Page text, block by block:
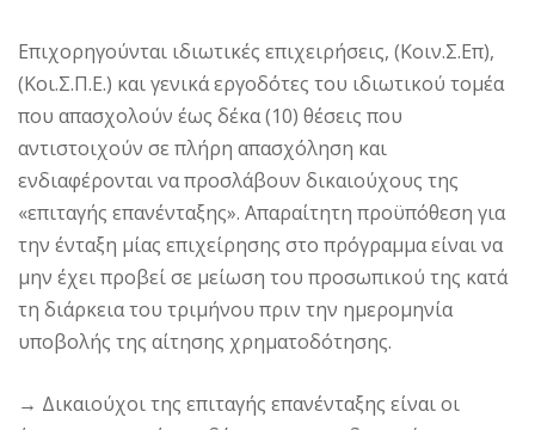
Επιχορηγούνται ιδιωτικές επιχειρήσεις, (Κοιν.Σ.Επ),
(Κοι.Σ.Π.Ε.) και γενικά εργοδότες του ιδιωτικού τομέα
που απασχολούν έως δέκα (10) θέσεις που
αντιστοιχούν σε πλήρη απασχόληση και
ενδιαφέρονται να προσλάβουν δικαιούχους της
«επιταγής επανένταξης». Απαραίτητη προϋπόθεση για
την ένταξη μίας επιχείρησης στο πρόγραμμα είναι να
μην έχει προβεί σε μείωση του προσωπικού της κατά
τη διάρκεια του τριμήνου πριν την ημερομηνία
υποβολής της αίτησης χρηματοδότησης.
→ Δικαιούχοι της επιταγής επανένταξης είναι οι